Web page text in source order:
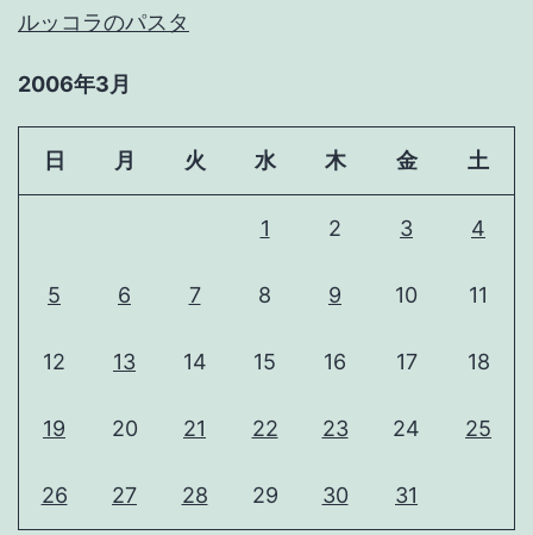
ルッコラのパスタ
2006年3月
日 月 火 水 木 金 土
1 2 3 4
5 6 7 8 9 10 11
12 13 14 15 16 17 18
19 20 21 22 23 24 25
26 27 28 29 30 31